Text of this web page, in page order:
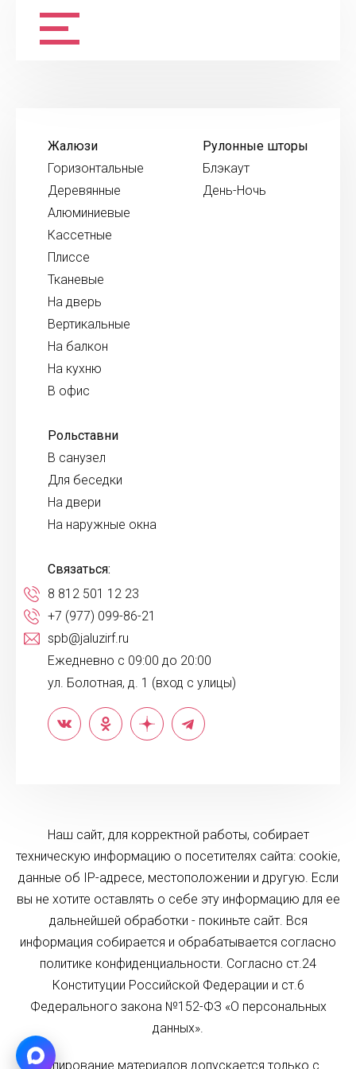
Жалюзи
Горизонтальные
Деревянные
Алюминиевые
Кассетные
Плиссе
Тканевые
На дверь
Вертикальные
На балкон
На кухню
В офис
Рулонные шторы
Блэкаут
День-Ночь
Рольставни
В санузел
Для беседки
На двери
На наружные окна
Связаться:
8 812 501 12 23
+7 (977) 099-86-21
spb@jaluzirf.ru
Ежедневно с 09:00 до 20:00
ул. Болотная, д. 1 (вход с улицы)
Наш сайт, для корректной работы, собирает
техническую информацию о посетителях сайта: cookie,
данные об IP-адресе, местоположении и другую. Если
вы не хотите оставлять о себе эту информацию для ее
дальнейшей обработки - покиньте сайт. Вся
информация собирается и обрабатывается согласно
политике конфиденциальности. Согласно ст.24
Конституции Российской Федерации и ст.6
Федерального закона №152-ФЗ «О персональных
данных».
Копирование материалов допускается только с